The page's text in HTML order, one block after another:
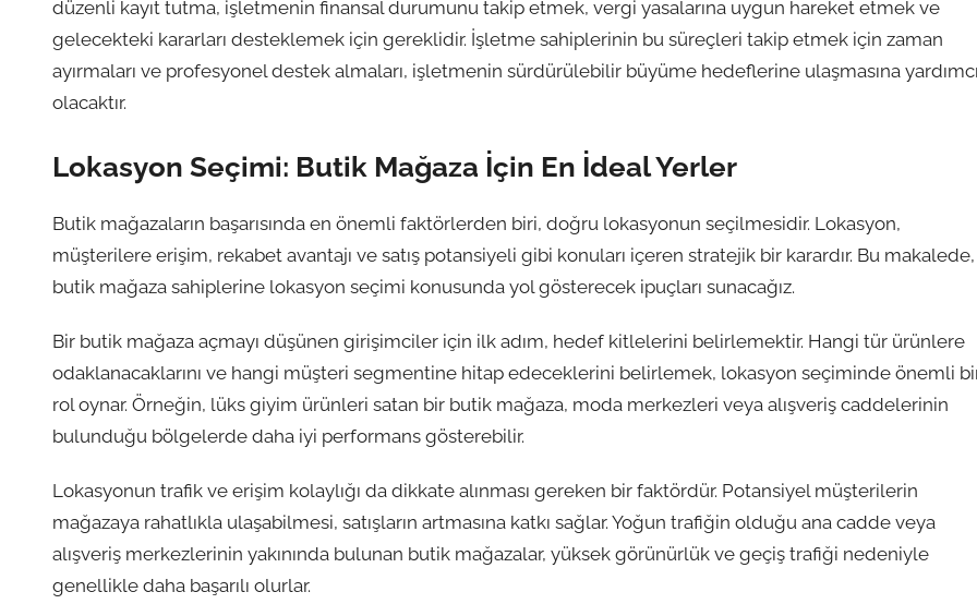
düzenli kayıt tutma, işletmenin finansal durumunu takip etmek, vergi yasalarına uygun hareket etmek ve
gelecekteki kararları desteklemek için gereklidir. İşletme sahiplerinin bu süreçleri takip etmek için zaman
ayırmaları ve profesyonel destek almaları, işletmenin sürdürülebilir büyüme hedeflerine ulaşmasına
olacaktır.
Lokasyon Seçimi: Butik Mağaza İçin En İdeal Yerler
Butik mağazaların başarısında en önemli faktörlerden biri, doğru lokasyonun seçilmesidir. Lokasyon,
müşterilere erişim, rekabet avantajı ve satış potansiyeli gibi konuları içeren stratejik bir karardır. Bu makalede,
butik mağaza sahiplerine lokasyon seçimi konusunda yol gösterecek ipuçları sunacağız.
Bir butik mağaza açmayı düşünen girişimciler için ilk adım, hedef kitlelerini belirlemektir. Hangi tür ürünlere
odaklanacaklarını ve hangi müşteri segmentine hitap edeceklerini belirlemek, lokasyon seçiminde önemli
rol oynar. Örneğin, lüks giyim ürünleri satan bir butik mağaza, moda merkezleri veya alışveriş caddelerinin
bulunduğu bölgelerde daha iyi performans gösterebilir.
Lokasyonun trafik ve erişim kolaylığı da dikkate alınması gereken bir faktördür. Potansiyel müşterilerin
mağazaya rahatlıkla ulaşabilmesi, satışların artmasına katkı sağlar. Yoğun trafiğin olduğu ana cadde veya
alışveriş merkezlerinin yakınında bulunan butik mağazalar, yüksek görünürlük ve geçiş trafiği nedeniyle
genellikle daha başarılı olurlar.